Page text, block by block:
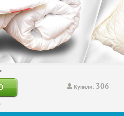
Купили: 306